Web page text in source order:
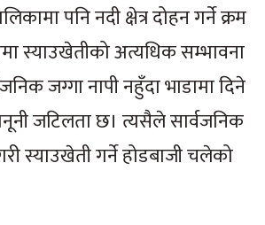
पनि नदी क्षेत्र दोहन गर्ने क्रम
स्याउखेतीको अत्यधिक सम्भावना
जग्गा नापी नहुँदा भाडामा दिने
जटिलता छ। त्यसैले सार्वजनिक
स्याउखेती गर्ने होडबाजी चलेको